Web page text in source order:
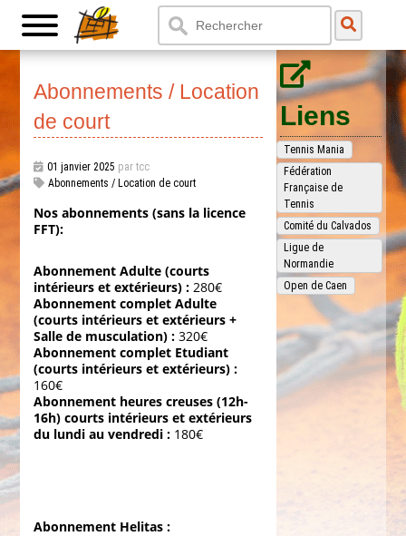
Abonnements / Location
de court
01 janvier 2025 par tcc
Abonnements / Location de court
Nos abonnements (sans la licence
FFT):
Abonnement Adulte (courts
intérieurs et extérieurs) : 280€
Abonnement complet Adulte
(courts intérieurs et extérieurs +
Salle de musculation) : 320€
Abonnement complet Etudiant
(courts intérieurs et extérieurs) :
160€
Abonnement heures creuses (12h-
16h) courts intérieurs et extérieurs
du lundi au vendredi : 180€
Abonnement Helitas :
Liens
Tennis Mania
Fédération
Française de
Tennis
Comité du Calvados
Ligue de
Normandie
Open de Caen